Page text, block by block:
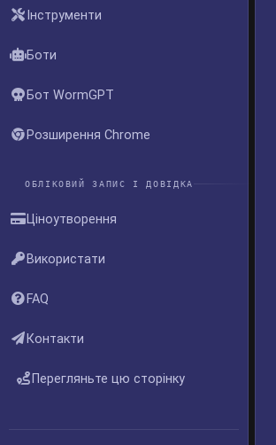
Інструменти
Боти
Бот WormGPT
Розширення Chrome
ОБЛІКОВИЙ ЗАПИС І ДОВІДКА
Ціноутворення
Використати
FAQ
Контакти
Перегляньте цю сторінку